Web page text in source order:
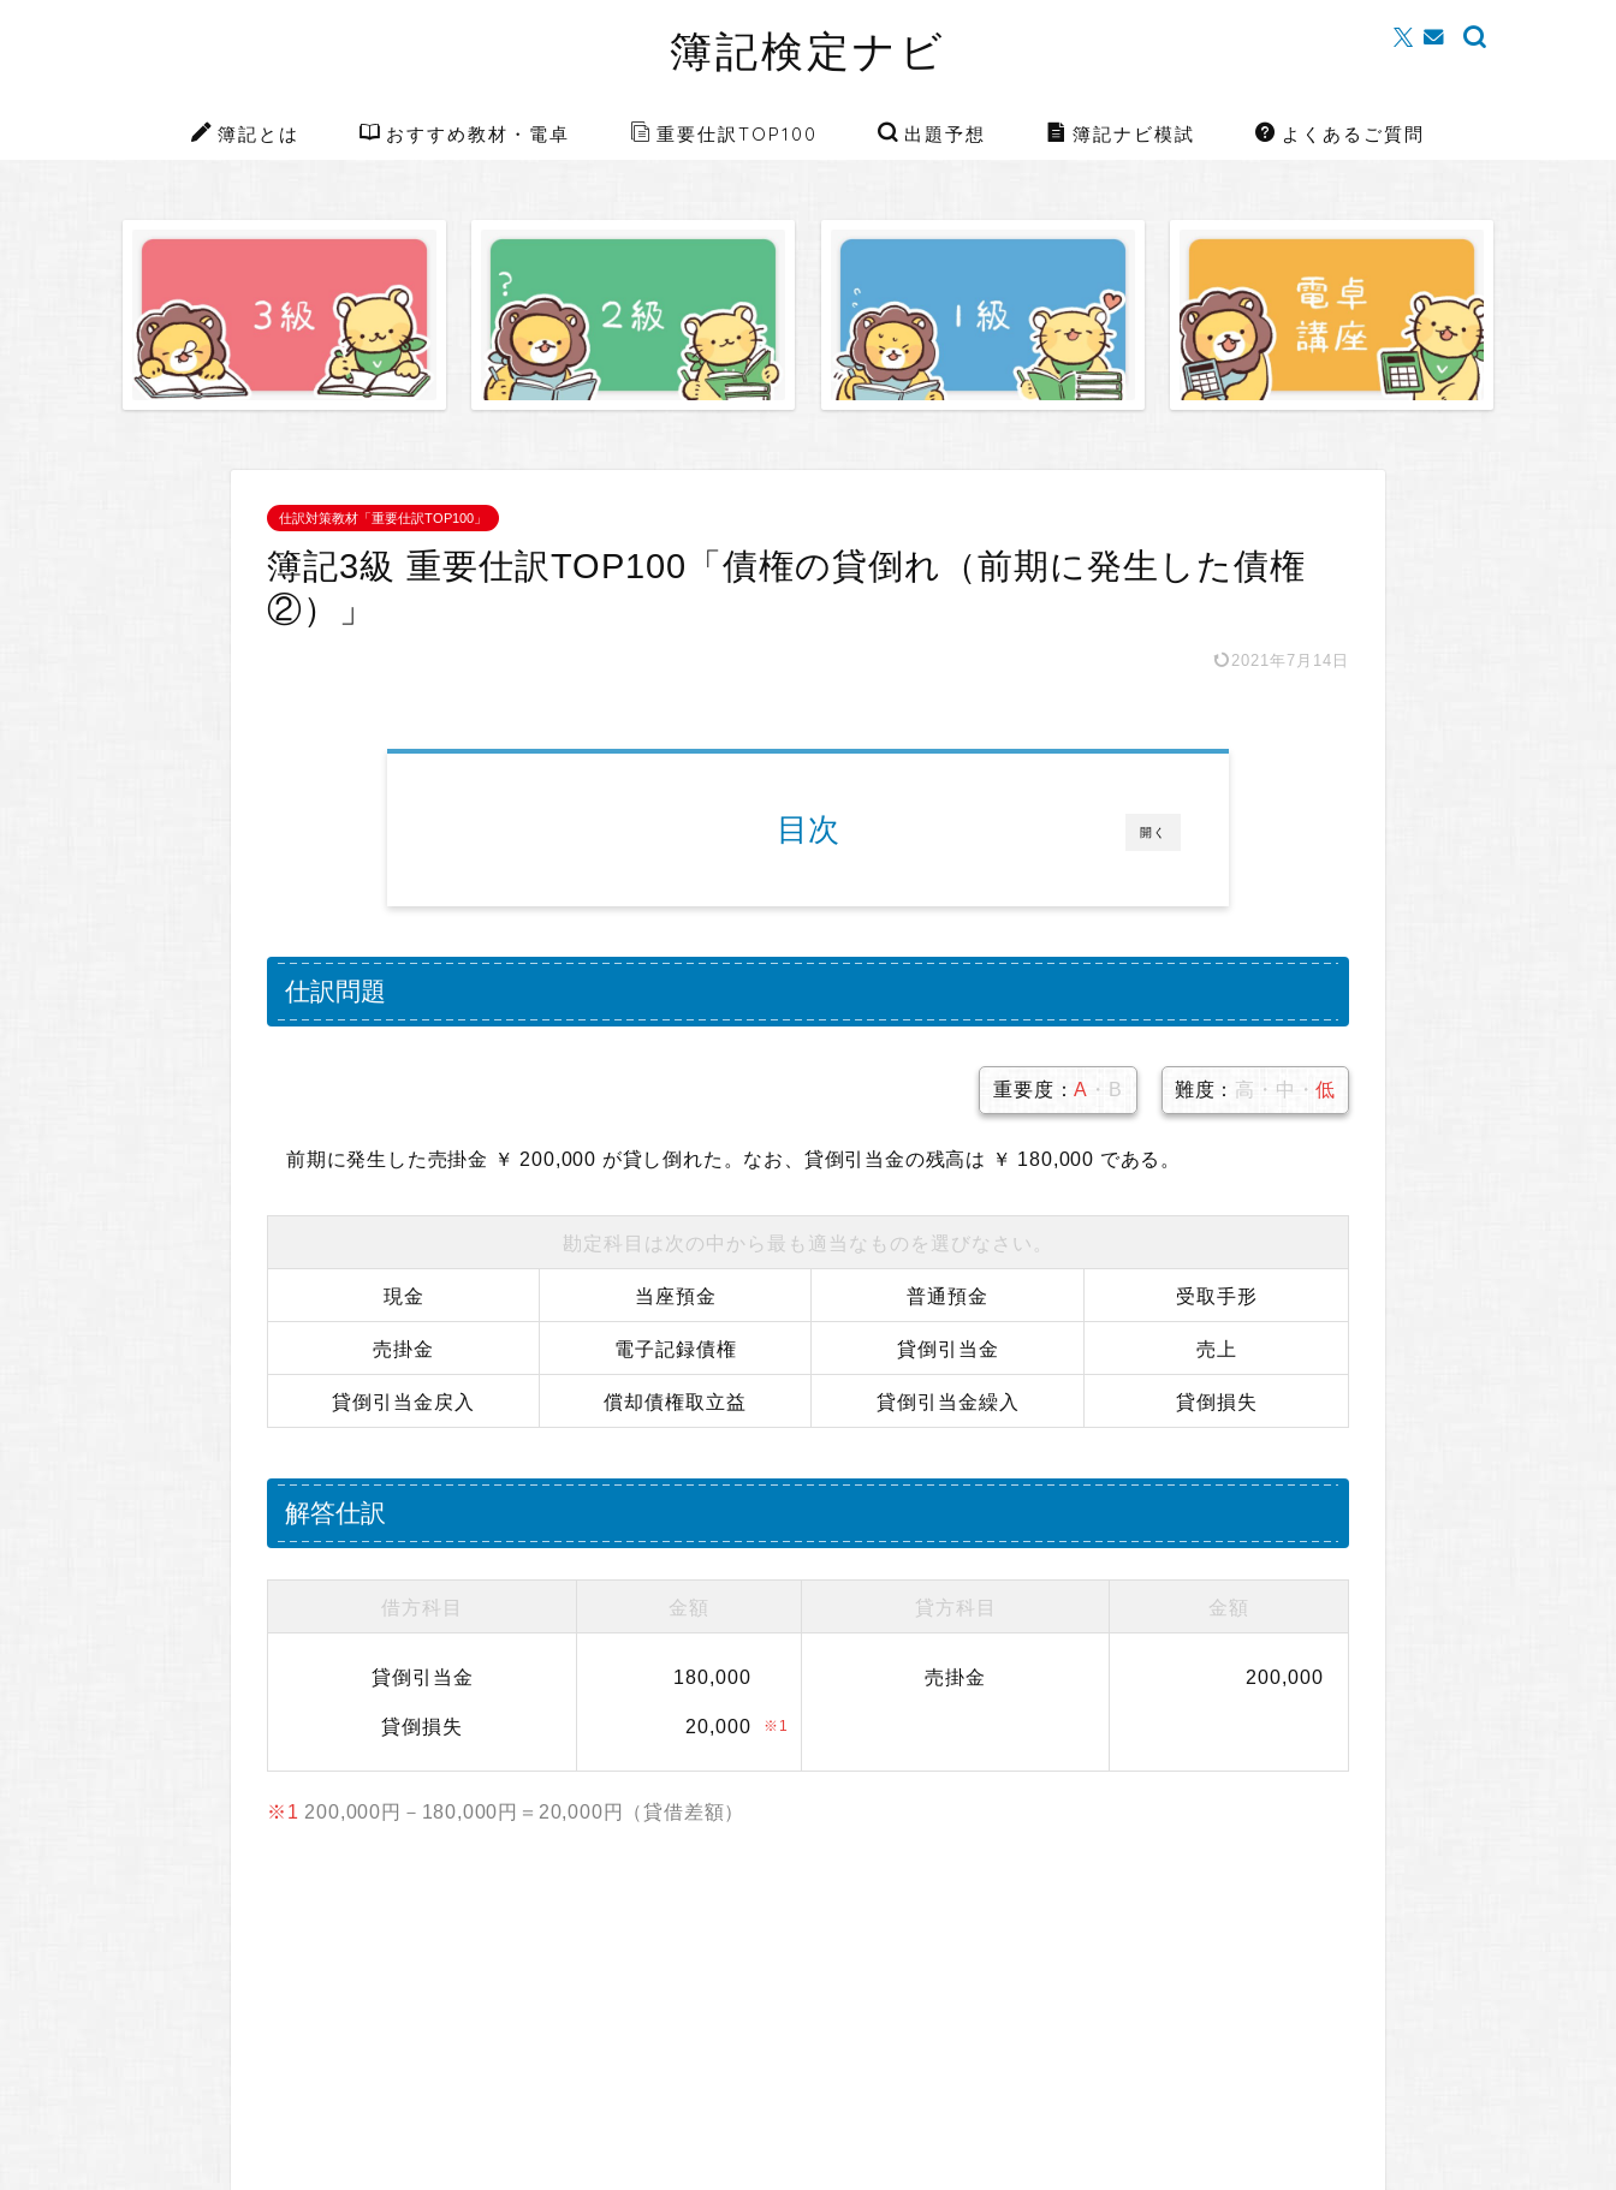
簿記検定ナビ
簿記とは おすすめ教材・電卓 重要仕訳TOP100 出題予想 簿記ナビ模試 よくあるご質問
仕訳対策教材「重要仕訳TOP100」
簿記3級 重要仕訳TOP100「債権の貸倒れ（前期に発生した債権
②）」
2021年7月14日
開く
目次
仕訳問題
難度： 高・中・低
重要度：A ・B
前期に発生した売掛金 ￥ 200,000 が貸し倒れた。なお、貸倒引当金の残高は ￥ 180,000 である。
勘定科目は次の中から最も適当なものを選びなさい。
現金 当座預金 普通預金 受取手形
売掛金 電子記録債権 貸倒引当金 売上
貸倒引当金戻入 償却債権取立益 貸倒引当金繰入 貸倒損失
解答仕訳
借方科目 金額 貸方科目 金額
貸倒引当金 180,000 売掛金 200,000
貸倒損失 20,000 ※1
※1 200,000円－180,000円＝20,000円（貸借差額）